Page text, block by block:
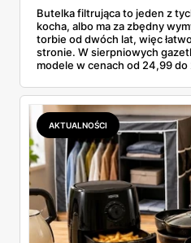
Butelka filtrująca to jeden z
kocha, albo ma za zbędny
torbie od dwóch lat, więc
stronie. W sierpniowych
modele w cenach od 24,99 do
wszystkie oferty i policzyłam,
się opłaca.
AKTUALNOŚCI